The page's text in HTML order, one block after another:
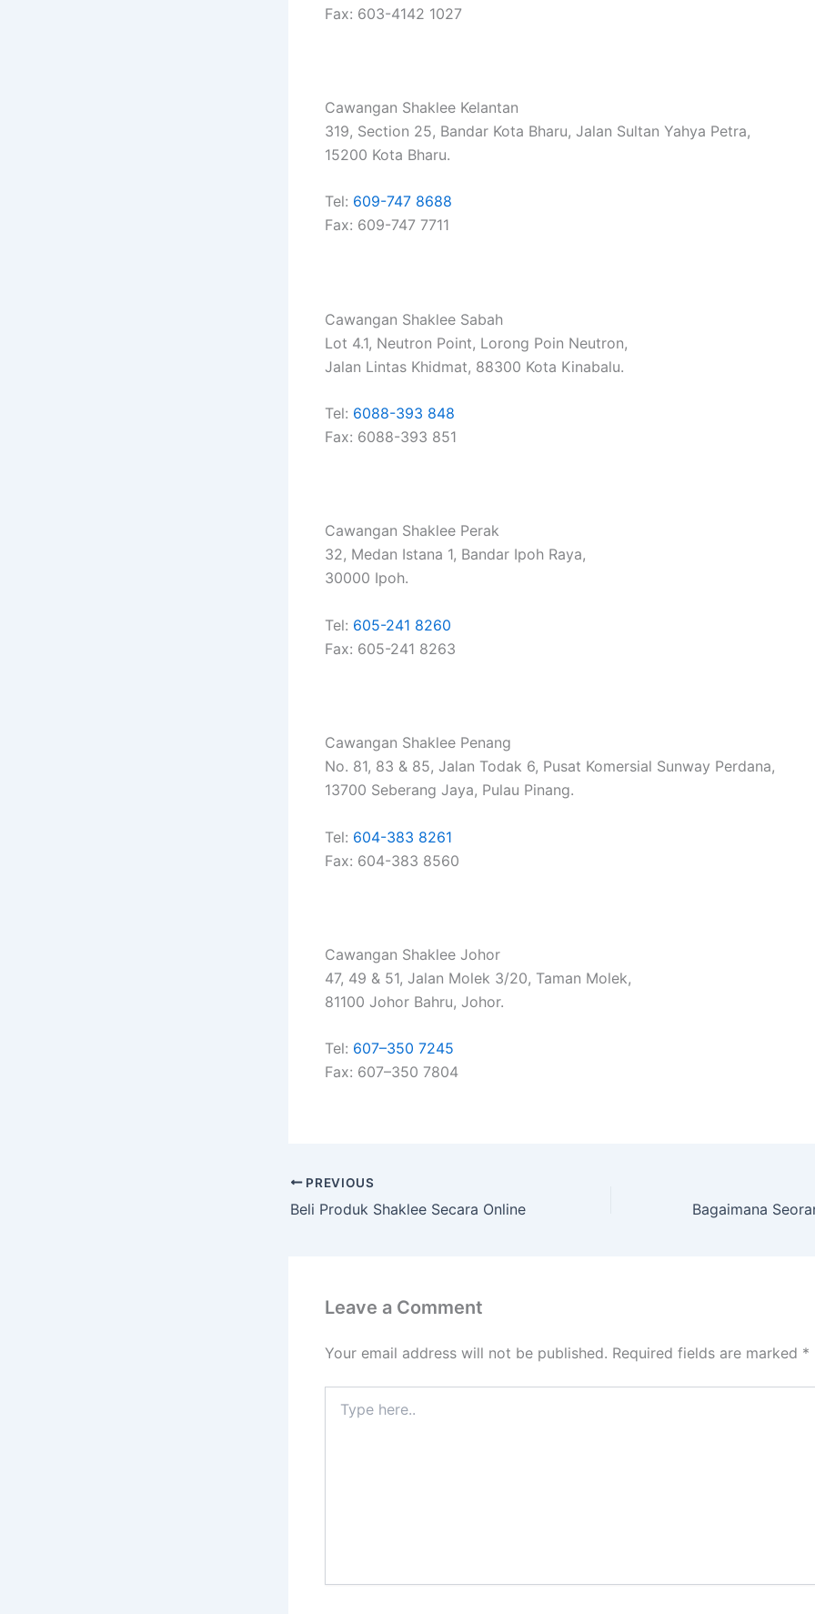
Fax: 603-4142 1027
Cawangan Shaklee Kelantan
319, Section 25, Bandar Kota Bharu, Jalan Sultan Yahya Petra,
15200 Kota Bharu.
Tel: 609-747 8688
Fax: 609-747 7711
Cawangan Shaklee Sabah
Lot 4.1, Neutron Point, Lorong Poin Neutron,
Jalan Lintas Khidmat, 88300 Kota Kinabalu.
Tel: 6088-393 848
Fax: 6088-393 851
Cawangan Shaklee Perak
32, Medan Istana 1, Bandar Ipoh Raya,
30000 Ipoh.
Tel: 605-241 8260
Fax: 605-241 8263
Cawangan Shaklee Penang
No. 81, 83 & 85, Jalan Todak 6, Pusat Komersial Sunway Perdana,
13700 Seberang Jaya, Pulau Pinang.
Tel: 604-383 8261
Fax: 604-383 8560
Cawangan Shaklee Johor
47, 49 & 51, Jalan Molek 3/20, Taman Molek,
81100 Johor Bahru, Johor.
Tel: 607–350 7245
Fax: 607–350 7804
PREVIOUS
Beli Produk Shaklee Secara Online
Leave a Comment
Your email address will not be published. Required fields are marked *
here..